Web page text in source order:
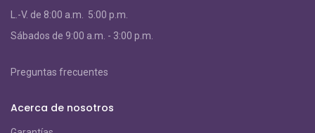
L.-V. de 8:00 a.m. 5:00 p.m.
Sábados de 9:00 a.m. - 3:00 p.m.
Preguntas frecuentes
Acerca de nosotros